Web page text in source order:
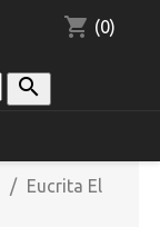
shopping_cart (0)

Eucrita El